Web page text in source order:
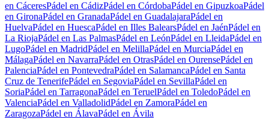
en CáceresPádel en CádizPádel en CórdobaPádel en GipuzkoaPádel
en GironaPádel en GranadaPádel en GuadalajaraPádel en
HuelvaPádel en HuescaPádel en Illes BalearsPádel en JaénPádel en
La RiojaPádel en Las PalmasPádel en LeónPádel en LleidaPádel en
LugoPádel en MadridPádel en MelillaPádel en MurciaPádel en
MálagaPádel en NavarraPádel en OtrasPádel en OurensePádel en
PalenciaPádel en PontevedraPádel en SalamancaPádel en Santa
Cruz de TenerifePádel en SegoviaPádel en SevillaPádel en
SoriaPádel en TarragonaPádel en TeruelPádel en ToledoPádel en
ValenciaPádel en ValladolidPádel en ZamoraPádel en
ZaragozaPádel en ÁlavaPádel en Ávila